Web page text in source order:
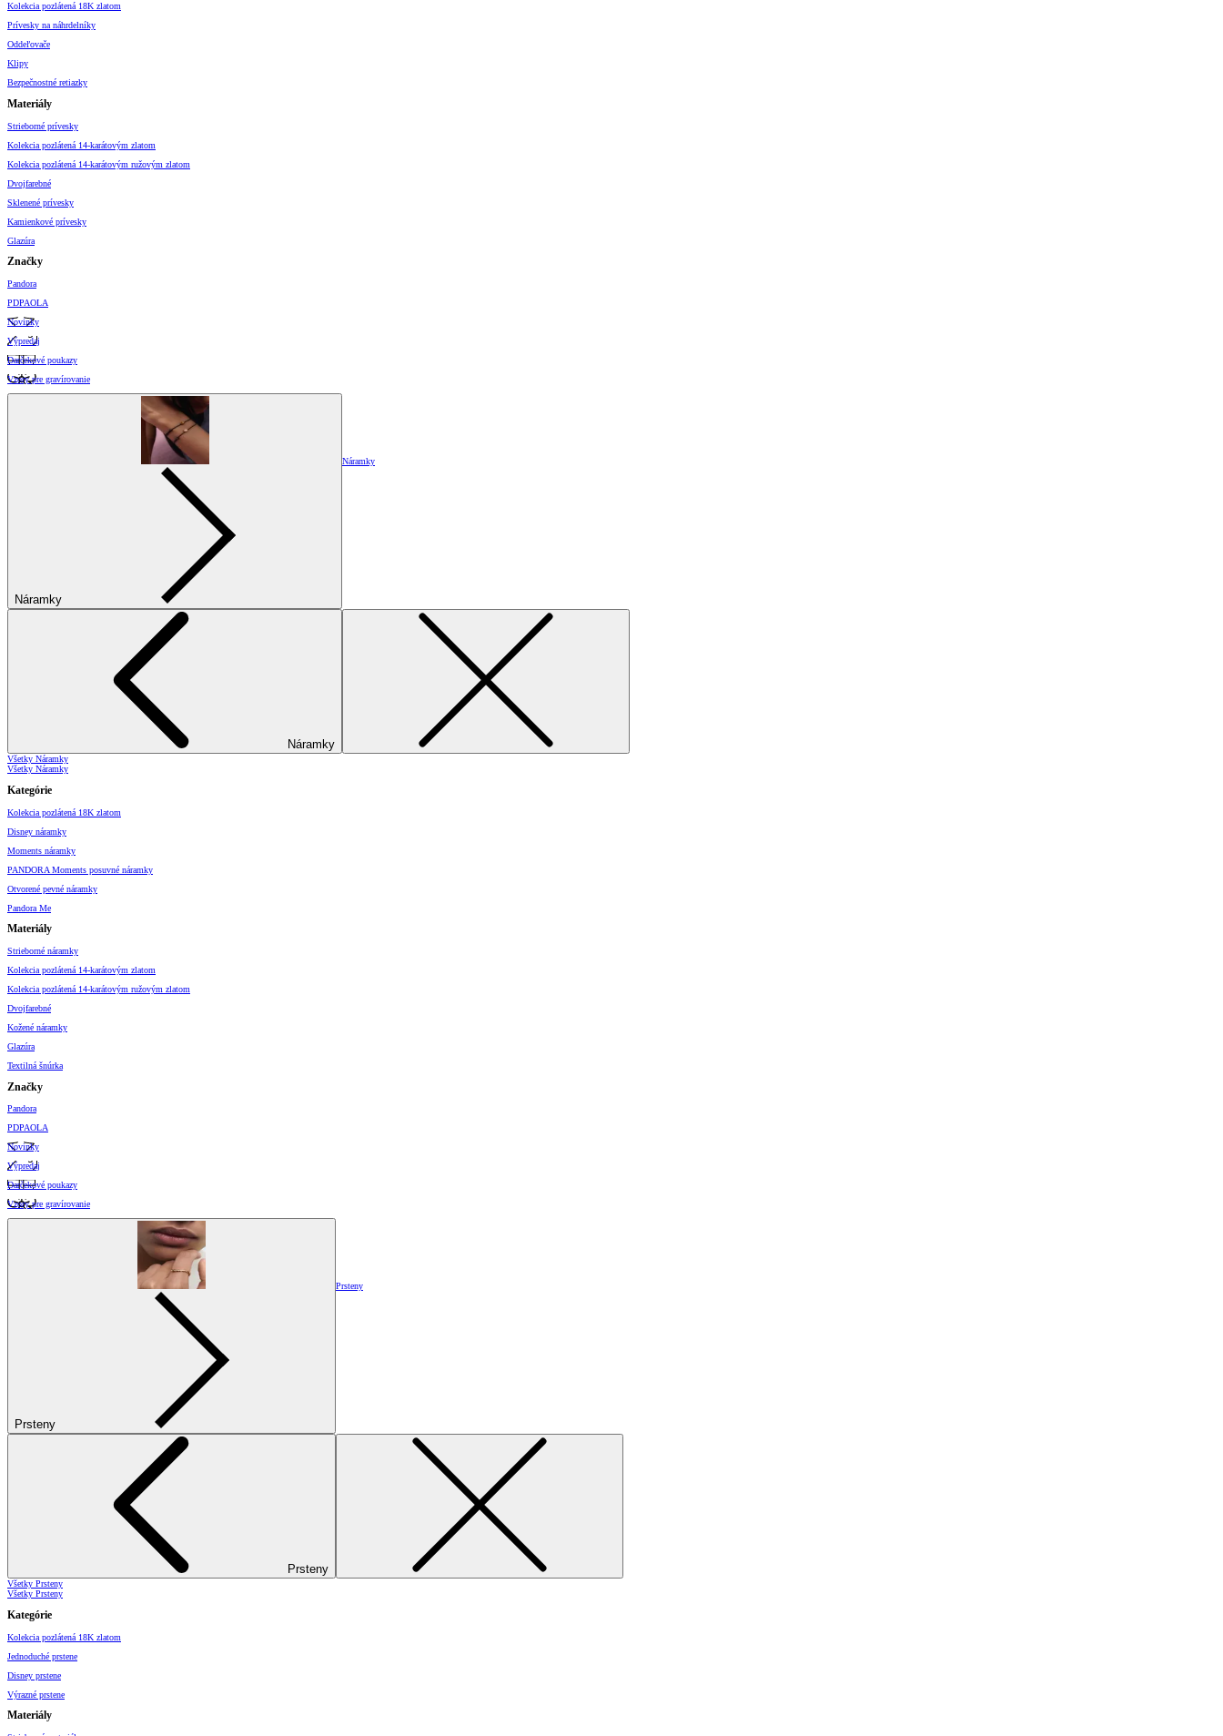
Kolekcia pozlátená 18K zlatom
Prívesky na náhrdelníky
Oddeľovače
Klipy
Bezpečnostné retiazky
Materiály
Strieborné prívesky
Kolekcia pozlátená 14-karátovým zlatom
Kolekcia pozlátená 14-karátovým ružovým zlatom
Dvojfarebné
Sklenené prívesky
Kamienkové prívesky
Glazúra
Značky
Pandora
PDPAOLA
Novinky
Výpredaj
Darčekové poukazy
Vzory pre gravírovanie
Náramky
Náramky
Náramky
Všetky Náramky
Všetky Náramky
Kategórie
Kolekcia pozlátená 18K zlatom
Disney náramky
Moments náramky
PANDORA Moments posuvné náramky
Otvorené pevné náramky
Pandora Me
Materiály
Strieborné náramky
Kolekcia pozlátená 14-karátovým zlatom
Kolekcia pozlátená 14-karátovým ružovým zlatom
Dvojfarebné
Kožené náramky
Glazúra
Textilná šnúrka
Značky
Pandora
PDPAOLA
Novinky
Výpredaj
Darčekové poukazy
Vzory pre gravírovanie
Prsteny
Prsteny
Prsteny
Všetky Prsteny
Všetky Prsteny
Kategórie
Kolekcia pozlátená 18K zlatom
Jednoduché prstene
Disney prstene
Výrazné prstene
Materiály